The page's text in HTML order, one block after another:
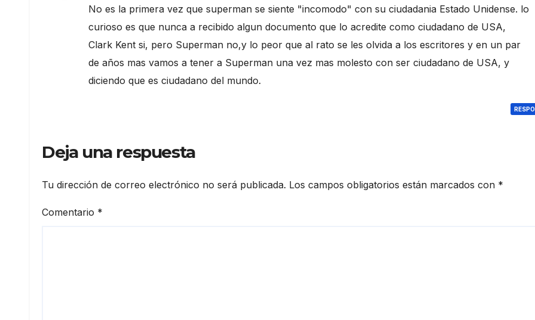
No es la primera vez que superman se siente "incomodo" con su ciudadania Estado Unidense. lo
curioso es que nunca a recibido algun documento que lo acredite como ciudadano de USA,
Clark Kent si, pero Superman no,y lo peor que al rato se les olvida a los escritores y en un par
de años mas vamos a tener a Superman una vez mas molesto con ser ciudadano de USA, y
diciendo que es ciudadano del mundo.
Deja una respuesta
Tu dirección de correo electrónico no será publicada. Los campos obligatorios están marcados con *
Comentario *